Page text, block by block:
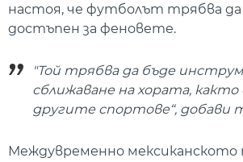
настоя, че футболът трябва
достъпен за феновете.
"Той трябва да бъде
сближаване на хората, както
другите спортове“, добави
Междувременно